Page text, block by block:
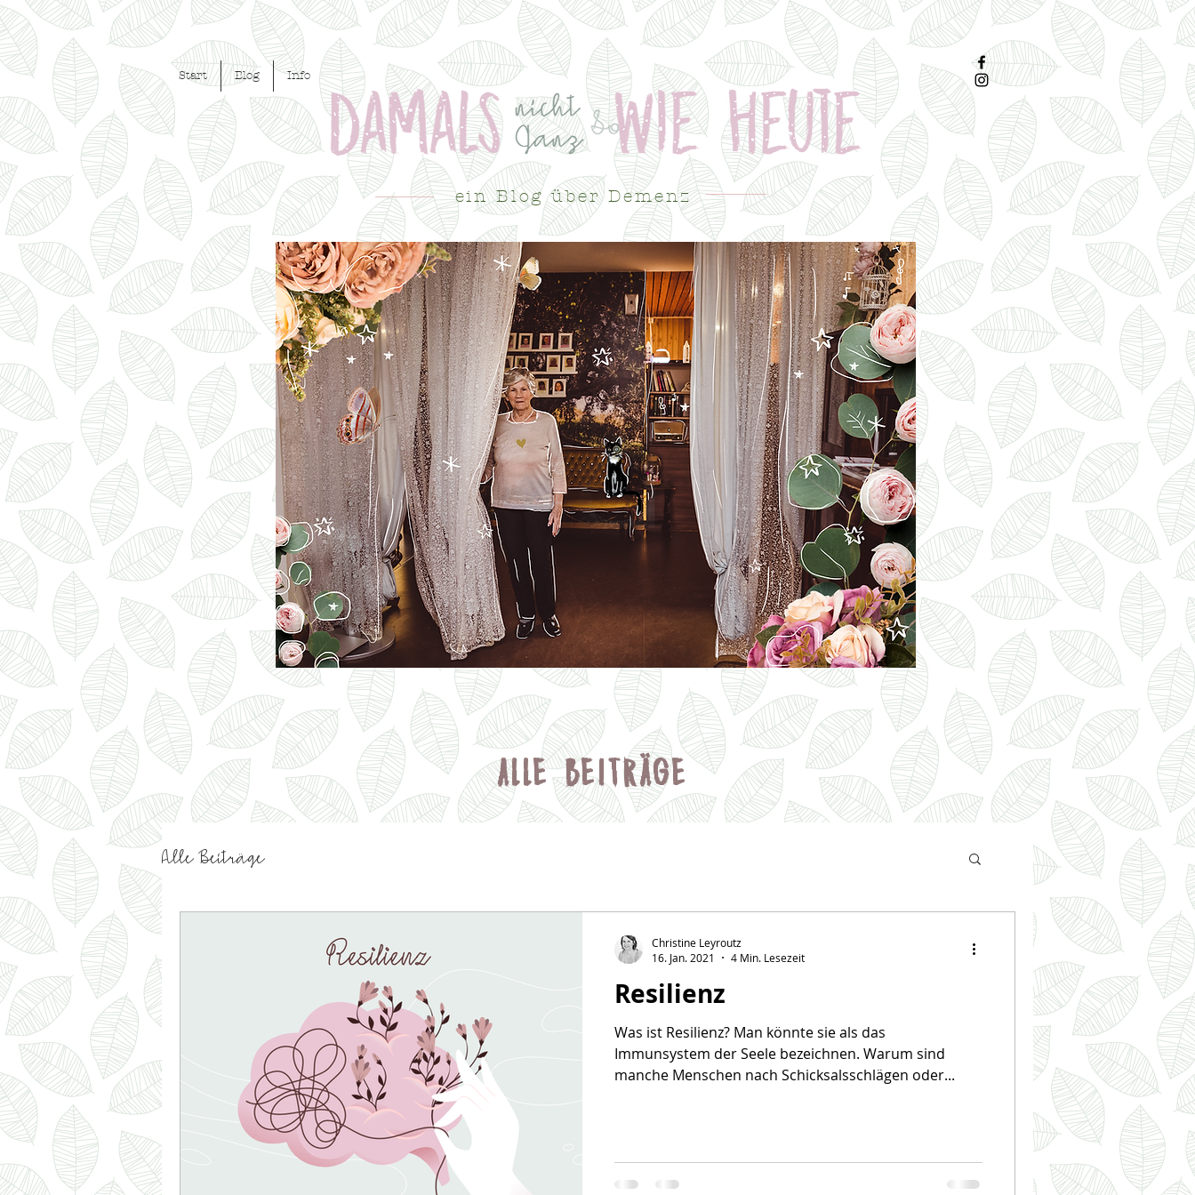
Start Blog Info
ein Blog über Demenz
ALLE BEITRÄGE
Alle Beiträge
Resilienz
Was ist Resilienz? Man könnte sie als das
Immunsystem der Seele bezeichnen. Warum sind
manche Menschen nach Schicksalsschlägen oder...
Christine Leyroutz
16. Jan. 2021
4 Min. Lesezeit